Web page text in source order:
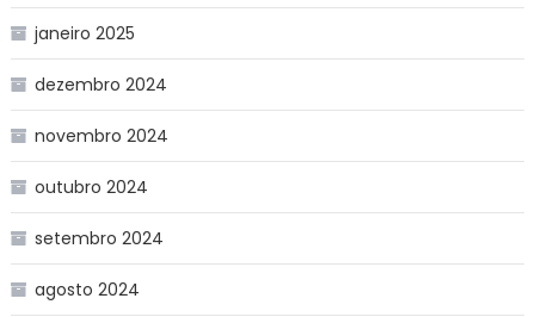
janeiro 2025
dezembro 2024
novembro 2024
outubro 2024
setembro 2024
agosto 2024